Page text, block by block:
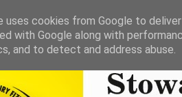
uses cookies from Google to
with Google along with
and to detect and address abuse.